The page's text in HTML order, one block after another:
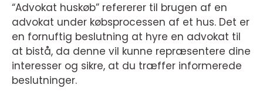
“Advokat huskøb” refererer til brugen af en
advokat under købsprocessen af et hus. Det er
en fornuftig beslutning at hyre en advokat til
at bistå, da denne vil kunne repræsentere dine
interesser og sikre, at du træffer informerede
beslutninger.